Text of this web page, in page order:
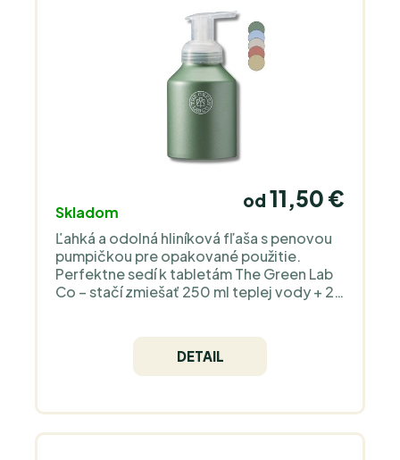
Skladom
od 11,50 €
Ľahká a odolná hliníková fľaša s penovou
pumpičkou pre opakované použitie.
Perfektne sedí k tabletám The Green Lab
Co – stačí zmiešať 250 ml teplej vody + 2
Hliník je 100% recyklovateľný a vďaka
penovej pumpe spotrebujete menej
produktu pri rovnakom účinku.
DETAIL